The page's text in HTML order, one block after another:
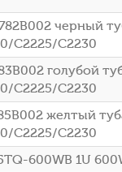
черный
C2225/C2230
голубой
C2225/C2230
желтый
C2225/C2230
600WB 1U